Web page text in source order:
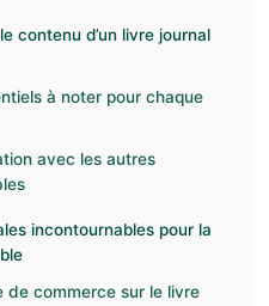
contenu d’un livre journal
à noter pour chaque
avec les autres
incontournables pour la
de commerce sur le livre